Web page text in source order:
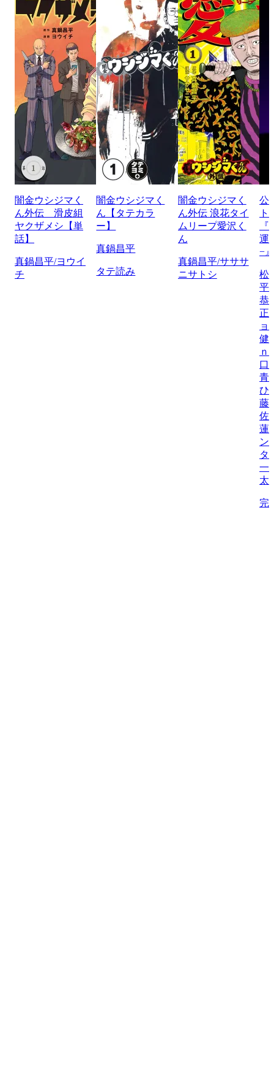
闇金ウシジマく
ん外伝 滑皮組
ヤクザメシ【単
話】
真鍋昌平/ヨウイ
チ
闇金ウシジマく
ん【タテカラ
ー】
真鍋昌平
タテ読み
闇金ウシジマく
ん外伝 浪花タイ
ムリープ愛沢く
ん
真鍋昌平/サササ
ニサトシ
公
運
−
松
平/
恭/
正
ョ
健
ｎ
口
青
ひ
藤
佐
蓮
ン
タ
一/
太
完